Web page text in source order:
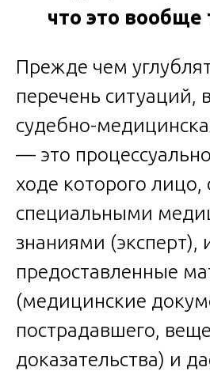
что это вообще
Прежде чем
перечень ситуаций,
судебно-
— это
ходе которого
специальными
знаниями (эксперт),
предоставленные
(медицинские
пострадавшего,
доказательства) и